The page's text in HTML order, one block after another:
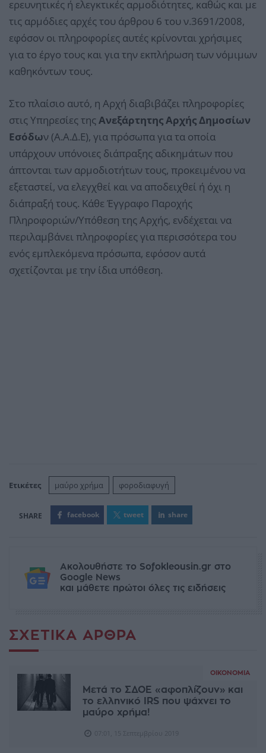
ερευνητικές ή ελεγκτικές αρμοδιότητες, καθώς και με
τις αρμόδιες αρχές του άρθρου 6 του ν.3691/2008,
εφόσον οι πληροφορίες αυτές κρίνονται χρήσιμες
για το έργο τους και για την εκπλήρωση των νόμιμων
καθηκόντων τους.
Στο πλαίσιο αυτό, η Αρχή διαβιβάζει πληροφορίες
στις Υπηρεσίες της Ανεξάρτητης Αρχής Δημοσίων
Εσόδων (Α.Α.Δ.Ε), για πρόσωπα για τα οποία
υπάρχουν υπόνοιες διάπραξης αδικημάτων που
άπτονται των αρμοδιοτήτων τους, προκειμένου να
εξεταστεί, να ελεγχθεί και να αποδειχθεί ή όχι η
διάπραξή τους. Κάθε Έγγραφο Παροχής
Πληροφοριών/Υπόθεση της Αρχής, ενδέχεται να
περιλαμβάνει πληροφορίες για περισσότερα του
ενός εμπλεκόμενα πρόσωπα, εφόσον αυτά
σχετίζονται με την ίδια υπόθεση.
Ετικέτες μαύρο χρήμα φοροδιαφυγή
facebook tweet share
Ακολουθήστε το Sofokleousin.gr στο
Google News
και μάθετε πρώτοι όλες τις ειδήσεις
ΣΧΕΤΙΚΆ ΆΡΘΡΑ
ΟΙΚΟΝΟΜΊΑ
Μετά το ΣΔΟΕ «αφοπλίζουν» και
το ελληνικό IRS που ψάχνει το
μαύρο χρήμα!